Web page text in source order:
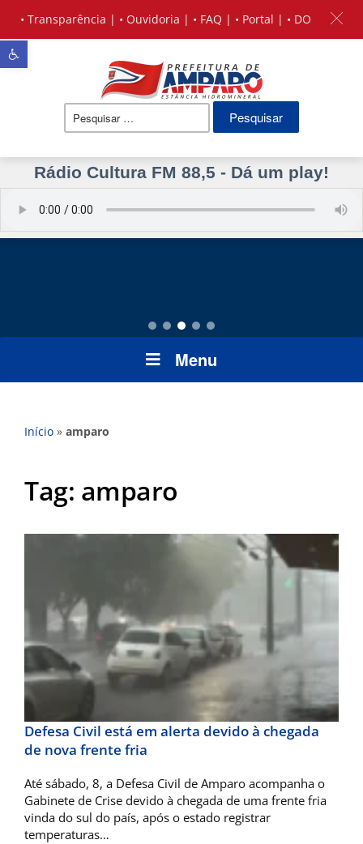
Barra de Ferramentas Aberta
Pesquisar
Rádio Cultura FM 88,5 - Dá um play!
Menu
Início » amparo
Tag: amparo
Defesa Civil está em alerta devido à chegada
de nova frente fria
Até sábado, 8, a Defesa Civil de Amparo acompanha o
Gabinete de Crise devido à chegada de uma frente fria
vinda do sul do país, após o estado registrar
temperaturas…
• Transparência | • Ouvidoria | • FAQ | • Portal | • DO